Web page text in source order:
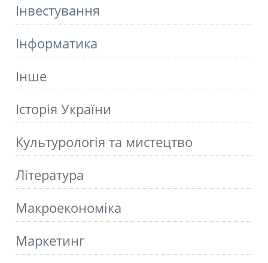
Інвестування
Інформатика
Інше
Історія України
Культурологія та мистецтво
Літературa
Макроекономіка
Маркетинг